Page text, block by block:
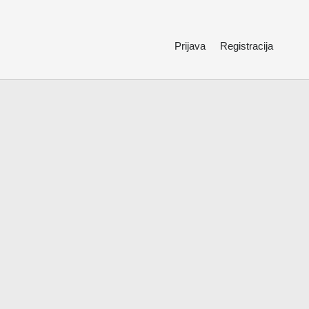
Prijava Registracija